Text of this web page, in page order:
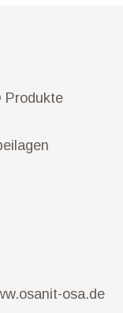
Produkte
osa.de